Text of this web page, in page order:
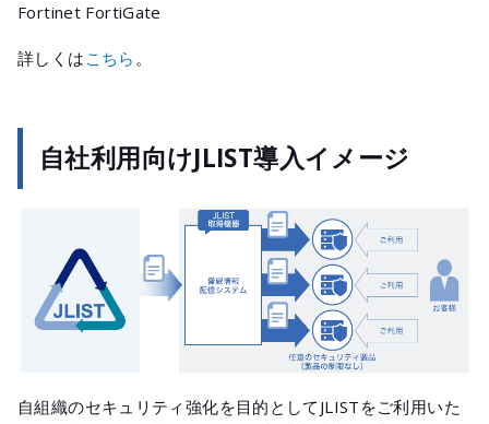
Fortinet FortiGate
詳しくは こちら 。
自社利用向けJLIST導入イメージ
自組織のセキュリティ強化を目的としてJLISTをご利用いた